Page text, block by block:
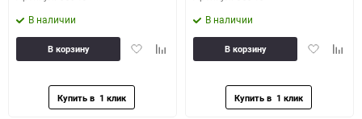
В наличии
ДобавитьДобавить
В корзину
В наличии
Добавить
В корзину